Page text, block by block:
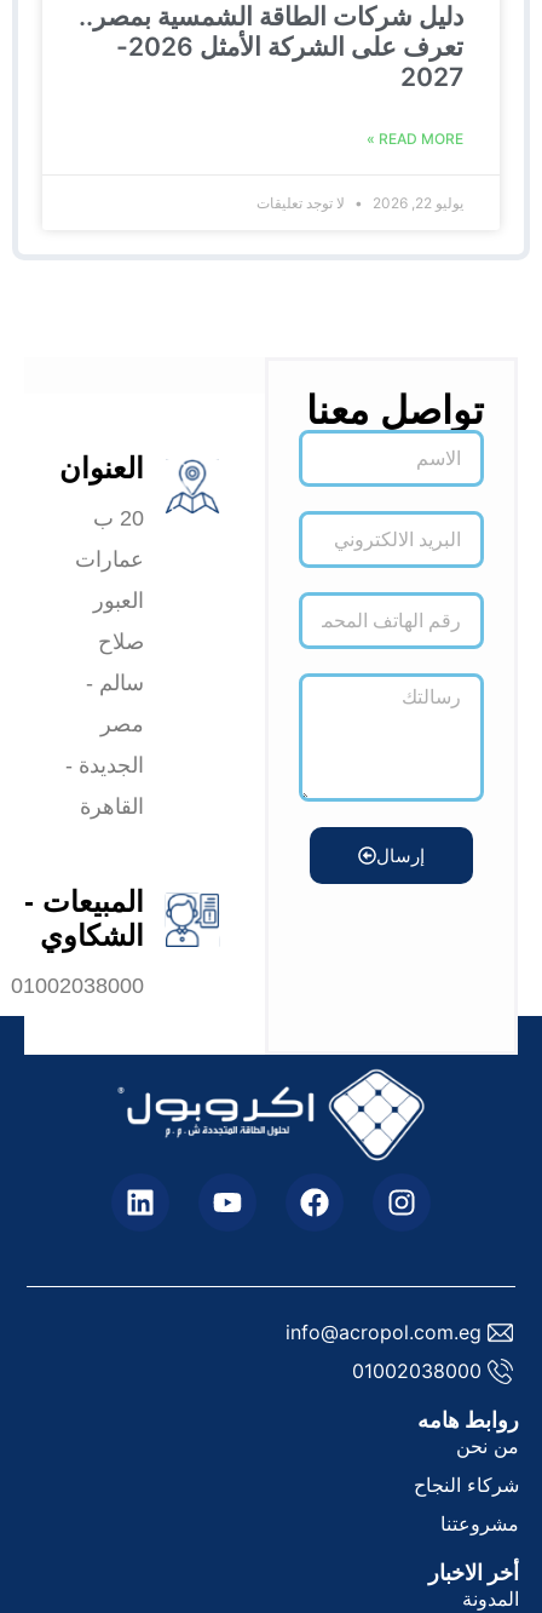
دليل شركات الطاقة الشمسية بمصر..
تعرف على الشركة الأمثل 2026-
2027
READ MORE »
يوليو 22, 2026 لا توجد تعليقات
تواصل معنا
إرسال
العنوان
20 ب
عمارات
العبور
صلاح
سالم -
مصر
الجديدة -
القاهرة
المبيعات -
الشكاوي
01002038000
info@acropol.com.eg
01002038000
هامه
نحن
النجاح
الاخبار